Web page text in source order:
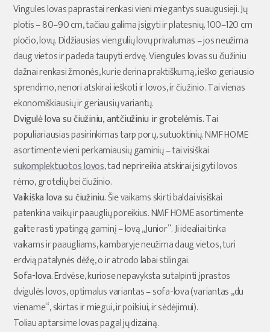
Vingules lovas paprastai renkasi vieni miegantys suaugusieji. Jų
plotis – 80–90 cm, tačiau galima įsigyti ir platesnių, 100–120 cm
pločio, lovų. Didžiausias viengulių lovų privalumas – jos neužima
daug vietos ir padeda taupyti erdvę. Viengules lovas su čiužiniu
dažnai renkasi žmonės, kurie derina praktiškumą, ieško geriausio
sprendimo, nenori atskirai ieškoti ir lovos, ir čiužinio. Tai vienas
ekonomiškiausių ir geriausių variantų.
Dvigulė lova su čiužiniu, antčiužiniu ir grotelėmis.Tai
populiariausias pasirinkimas tarp porų, sutuoktinių. NMF HOME
asortimente vieni perkamiausių gaminių – tai visiškai
sukomplektuotos lovos, tad neprireikia atskirai įsigyti lovos
rėmo, grotelių bei čiužinio.
Vaikiška lova su čiužiniu.Šie vaikams skirti baldai visiškai
patenkina vaikų ir paauglių poreikius. NMF HOME asortimente
galite rasti ypatingą gaminį – lovą „Junior“. Ji idealiai tinka
vaikams ir paaugliams, kambaryje neužima daug vietos, turi
erdvią patalynės dėžę, o ir atrodo labai stilingai.
Sofa-lova.Erdvėse, kuriose nepavyksta sutalpinti įprastos
dvigulės lovos, optimalus variantas – sofa-lova (variantas „du
viename“, skirtas ir miegui, ir poilsiui, ir sėdėjimui).
Toliau aptarsime lovas pagal jų dizainą.